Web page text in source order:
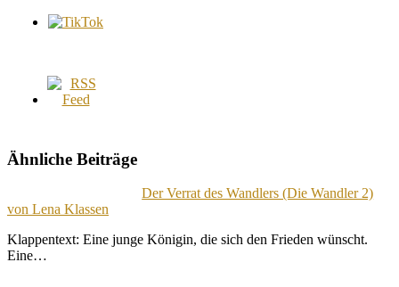
Ähnliche Beiträge
Der Verrat des Wandlers (Die Wandler 2)
von Lena Klassen
Klappentext: Eine junge Königin, die sich den Frieden wünscht.
Eine…